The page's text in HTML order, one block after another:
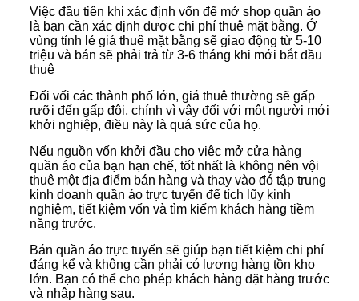
Việc đầu tiên khi xác định vốn để mở shop quần áo
là bạn cần xác định được chi phí thuê mặt bằng. Ở
vùng tỉnh lẻ giá thuê mặt bằng sẽ giao động từ 5-10
triệu và bán sẽ phải trả từ 3-6 tháng khi mới bắt đầu
thuê
Đối vối các thành phố lớn, giá thuê thường sẽ gấp
rưỡi đến gấp đôi, chính vì vậy đối với một người mới
khởi nghiệp, điều này là quá sức của họ.
Nếu nguồn vốn khởi đầu cho việc mở cửa hàng
quần áo của bạn hạn chế, tốt nhất là không nên vội
thuê một địa điểm bán hàng và thay vào đó tập trung
kinh doanh quần áo trực tuyến để tích lũy kinh
nghiệm, tiết kiệm vốn và tìm kiếm khách hàng tiềm
năng trước.
Bán quần áo trực tuyến sẽ giúp bạn tiết kiệm chi phí
đáng kể và không cần phải có lượng hàng tồn kho
lớn. Bạn có thể cho phép khách hàng đặt hàng trước
và nhập hàng sau.